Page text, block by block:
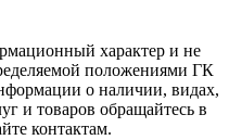
характер и не
положениями ГК
о наличии, видах,
и товаров обращайтесь в
контактам.